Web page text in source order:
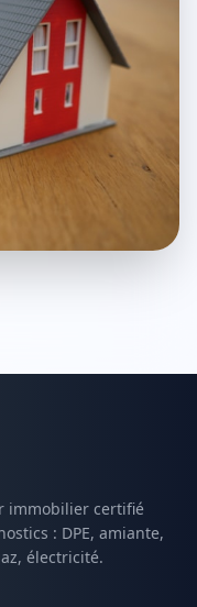
immobilier certifié
: DPE, amiante,
électricité.